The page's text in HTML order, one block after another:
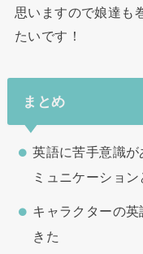
思いますので娘達も
たいです！
まとめ
英語に苦手意識
ミュニケーショ
キャラクターの
きた